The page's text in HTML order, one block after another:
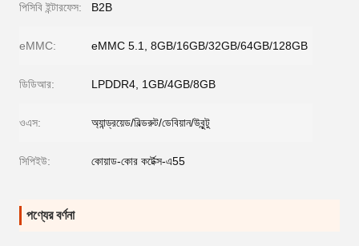
পিসিবি ইন্টারফেস: B2B
eMMC: eMMC 5.1, 8GB/16GB/32GB/64GB/128GB
ডিডিআর: LPDDR4, 1GB/4GB/8GB
ওএস: অ্যান্ড্রয়েড/বিল্ডরুট/ডেবিয়ান/উবুন্টু
সিপিইউ: কোয়াড-কোর কর্টেক্স-এ55
পণ্যের বর্ণনা